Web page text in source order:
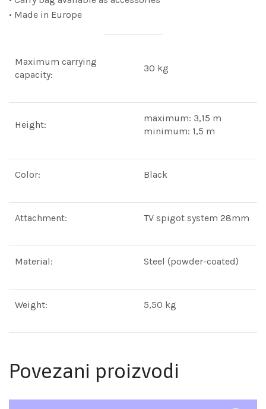
• Made in Europe
Maximum carrying
capacity:
30 kg
Height:
maximum: 3,15 m
minimum: 1,5 m
Color: Black
Attachment: TV spigot system 28mm
Material: Steel (powder-coated)
Weight: 5,50 kg
Povezani proizvodi